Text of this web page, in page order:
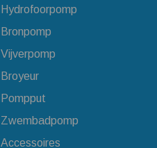
Hydrofoorpomp
Bronpomp
Vijverpomp
Broyeur
Pompput
Zwembadpomp
Accessoires